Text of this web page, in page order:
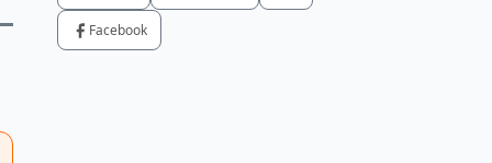
Facebook